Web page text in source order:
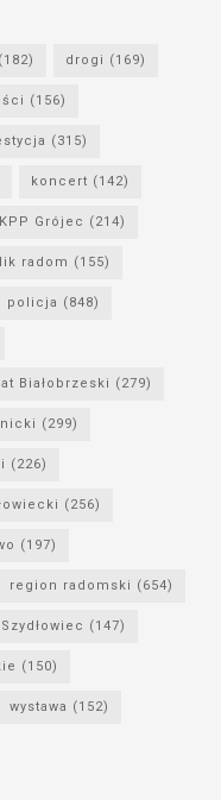
(182) drogi (169)
(156)
(315)
koncert (142)
KPP Grójec (214)
radom (155)
policja (848)
Białobrzeski (279)
(299)
(226)
(256)
(197)
region radomski (654)
Szydłowiec (147)
(150)
wystawa (152)